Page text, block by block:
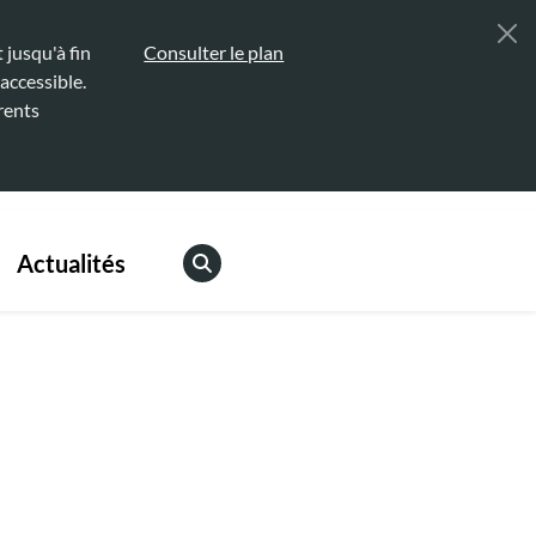
jusqu'à fin
Consulter le plan
Actualités